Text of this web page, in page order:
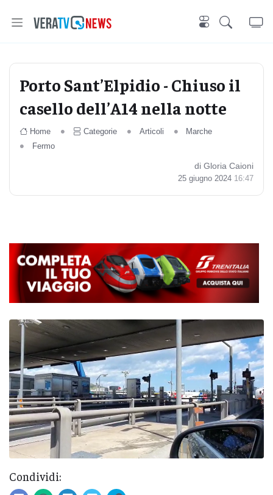
Porto Sant’Elpidio - Chiuso il
casello dell’A14 nella notte
Home Categorie Articoli
Marche
Fermo
di Gloria Caioni
25 giugno 2024 16:47
Condividi: